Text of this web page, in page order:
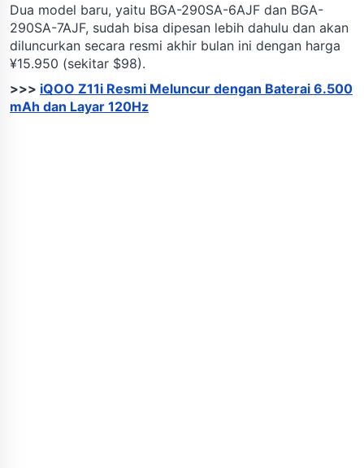
Dua model baru, yaitu BGA-290SA-6AJF dan BGA-
290SA-7AJF, sudah bisa dipesan lebih dahulu dan akan
diluncurkan secara resmi akhir bulan ini dengan harga
¥15.950 (sekitar $98).
>>> iQOO Z11i Resmi Meluncur dengan Baterai 6.500
mAh dan Layar 120Hz